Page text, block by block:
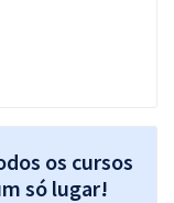
os cursos
só lugar!